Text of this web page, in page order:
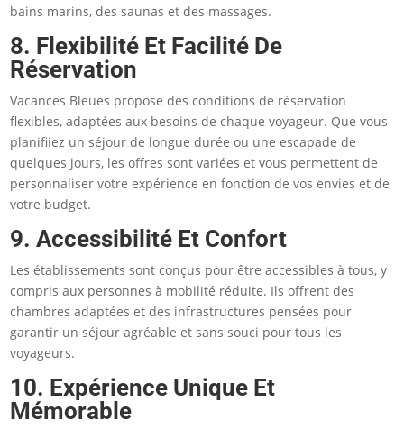
bains marins, des saunas et des massages​.
8. Flexibilité Et Facilité De
Réservation
Vacances Bleues propose des conditions de réservation
flexibles, adaptées aux besoins de chaque voyageur. Que vous
planifiiez un séjour de longue durée ou une escapade de
quelques jours, les offres sont variées et vous permettent de
personnaliser votre expérience en fonction de vos envies et de
votre budget.
9. Accessibilité Et Confort
Les établissements sont conçus pour être accessibles à tous, y
compris aux personnes à mobilité réduite. Ils offrent des
chambres adaptées et des infrastructures pensées pour
garantir un séjour agréable et sans souci pour tous les
voyageurs.
10. Expérience Unique Et
Mémorable